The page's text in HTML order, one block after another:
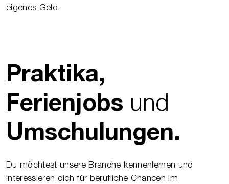
eigenes Geld.
Praktika,
Ferienjobs und
Umschulungen.
Du möchtest unsere Branche kennenlernen und
interessieren dich für berufliche Chancen im